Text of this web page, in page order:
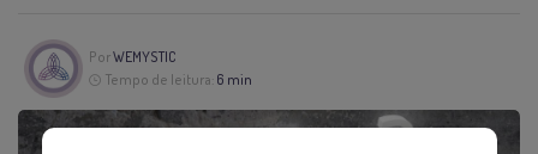
PorWEMYSTIC
Tempo de leitura: 6 min